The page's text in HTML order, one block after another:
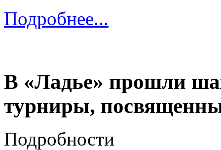
Подробнее...
В «Ладье» прошли
турниры,
Подробности